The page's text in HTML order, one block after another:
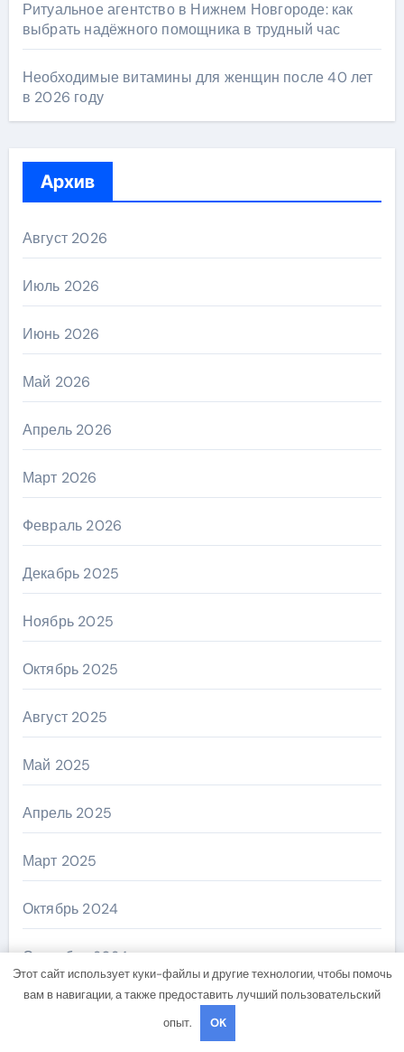
Ритуальное агентство в Нижнем Новгороде: как
выбрать надёжного помощника в трудный час
Необходимые витамины для женщин после 40 лет
в 2026 году
Архив
Август 2026
Июль 2026
Июнь 2026
Май 2026
Апрель 2026
Март 2026
Февраль 2026
Декабрь 2025
Ноябрь 2025
Октябрь 2025
Август 2025
Май 2025
Апрель 2025
Март 2025
Октябрь 2024
Сентябрь 2024
Август 2024
Этот сайт использует куки-файлы и другие технологии, чтобы помочь
вам в навигации, а также предоставить лучший пользовательский
опыт.
OK